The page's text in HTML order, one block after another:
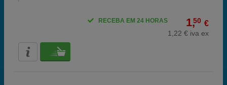
1,50 €
1,22 € iva ex
RECEBA EM 24 HORAS